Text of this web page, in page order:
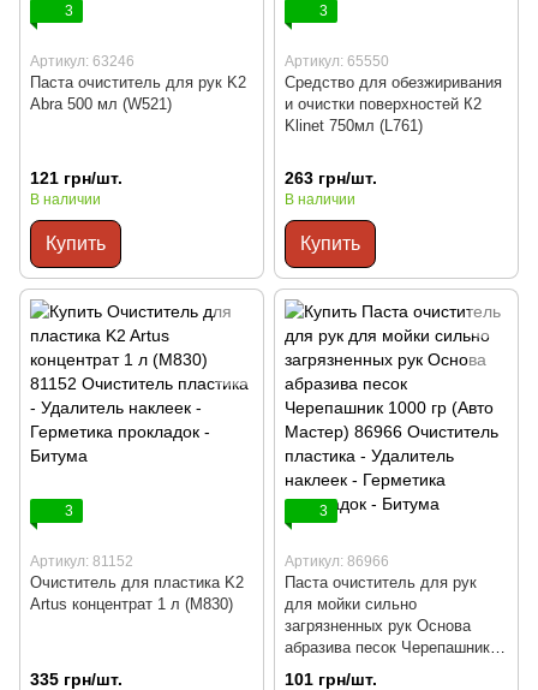
3
Артикул: 63246
Паста очиститель для рук K2
Abra 500 мл (W521)
121 грн/шт.
В наличии
Купить
3
Артикул: 65550
Средство для обезжиривания
и очистки поверхностей К2
Klinet 750мл (L761)
263 грн/шт.
В наличии
Купить
3
Артикул: 81152
Очиститель для пластика K2
Artus концентрат 1 л (М830)
335 грн/шт.
3
Артикул: 86966
Паста очиститель для рук
для мойки сильно
загрязненных рук Основа
абразива песок Черепашник
1000 гр (Авто Мастер)
101 грн/шт.